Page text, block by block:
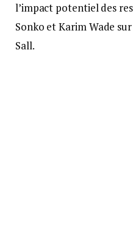
l’impact potentiel des
Sonko et Karim Wade
Sall.